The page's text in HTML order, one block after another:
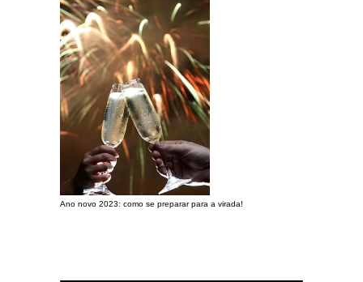
Ano novo 2023: como se preparar para a virada!